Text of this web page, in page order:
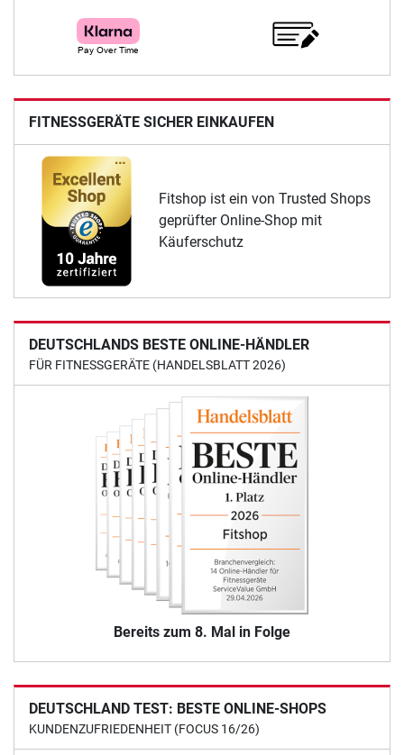
FITNESSGERÄTE SICHER EINKAUFEN
Fitshop ist ein von Trusted Shops
geprüfter Online-Shop mit
Käuferschutz
DEUTSCHLANDS BESTE ONLINE-HÄNDLER
FÜR FITNESSGERÄTE (HANDELSBLATT 2026)
Bereits zum 8. Mal in Folge
DEUTSCHLAND TEST: BESTE ONLINE-SHOPS
KUNDENZUFRIEDENHEIT (FOCUS 16/26)